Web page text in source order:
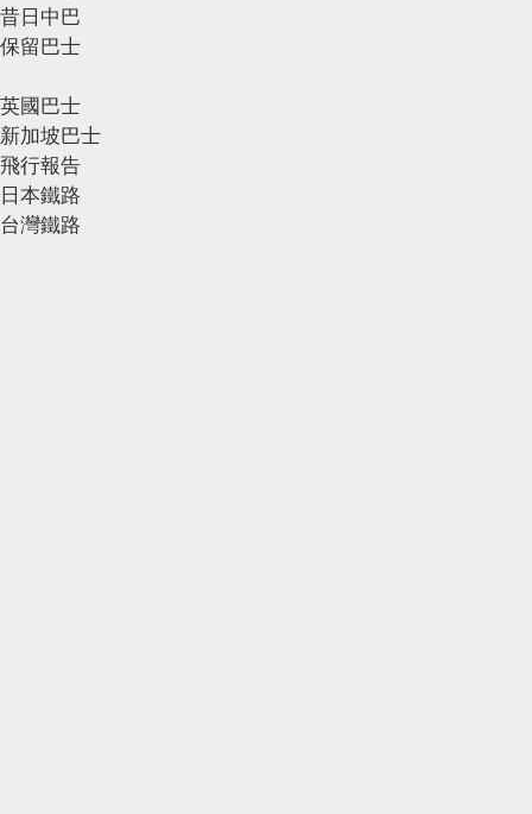
昔日中巴
保留巴士
英國巴士
新加坡巴士
飛行報告
日本鐵路
台灣鐵路